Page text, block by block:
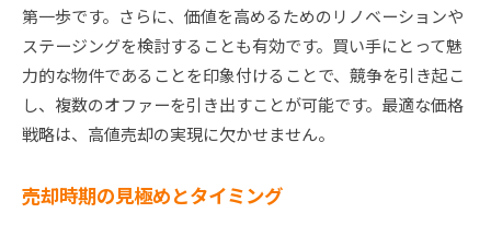
第一歩です。さらに、価値を高めるためのリノベーションや
ステージングを検討することも有効です。買い手にとって魅
力的な物件であることを印象付けることで、競争を引き起こ
し、複数のオファーを引き出すことが可能です。最適な価格
戦略は、高値売却の実現に欠かせません。
売却時期の見極めとタイミング